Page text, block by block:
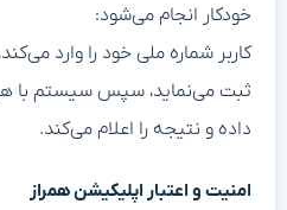
خودکار انجام می‌شود:
کاربر شماره ملی خود را وارد
ثبت می‌نماید، سپس سیستم با
داده و نتیجه را اعلام می‌کند.
امنیت و اعتبار اپلیکیشن همراز